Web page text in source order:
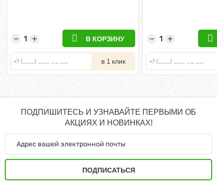
+
− В КОРЗИНУ
в 1 клик
+
−
ПОДПИШИТЕСЬ И УЗНАВАЙТЕ ПЕРВЫМИ ОБ
АКЦИЯХ И НОВИНКАХ!
ПОДПИСАТЬСЯ